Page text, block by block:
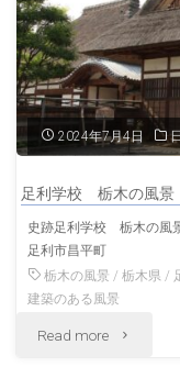
崎
の
風
2024年7月4日
足利学校 栃木の風景
史跡足利学校 栃木の風
足利市昌平町
栃木の風景 /栃木県 /
建築のある風景
Read more "足